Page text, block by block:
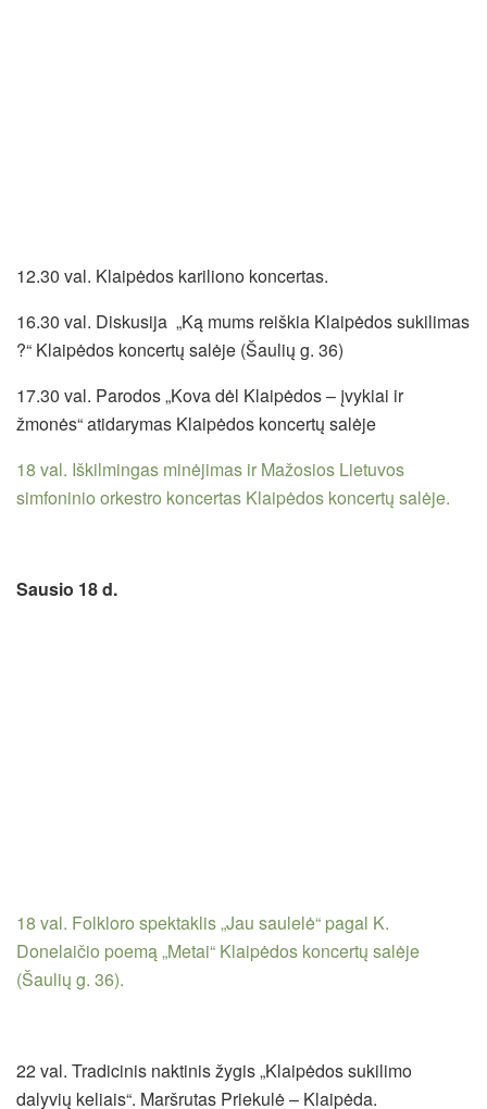
12.30 val. Klaipėdos kariliono koncertas.
16.30 val. Diskusija „Ką mums reiškia Klaipėdos sukilimas
?“ Klaipėdos koncertų salėje (Šaulių g. 36)
17.30 val. Parodos „Kova dėl Klaipėdos – įvykiai ir
žmonės“ atidarymas Klaipėdos koncertų salėje
18 val. Iškilmingas minėjimas ir Mažosios Lietuvos
simfoninio orkestro koncertas Klaipėdos koncertų salėje.
Sausio 18 d.
18 val. Folkloro spektaklis „Jau saulelė“ pagal K.
Donelaičio poemą „Metai“ Klaipėdos koncertų salėje
(Šaulių g. 36).
22 val. Tradicinis naktinis žygis „Klaipėdos sukilimo
dalyvių keliais“. Maršrutas Priekulė – Klaipėda.